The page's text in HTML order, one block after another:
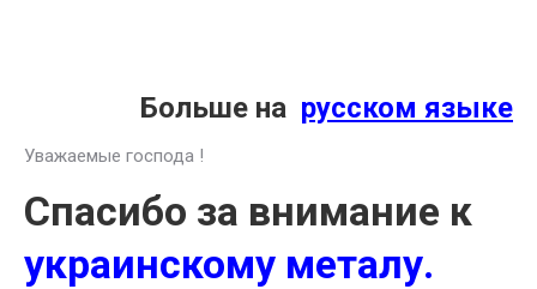
Больше на русском языке
Уважаемые господа !
Спасибо за внимание к
украинскому металу.